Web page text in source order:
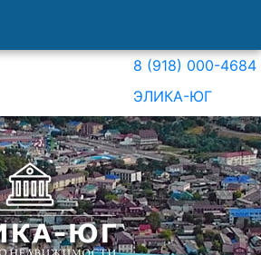
8 (918) 000-4684
ЭЛИКА-ЮГ